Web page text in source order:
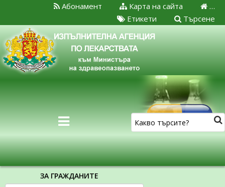
…
Карта на сайта
Абонамент
Търсене
Етикети
ЗА ГРАЖДАНИТЕ